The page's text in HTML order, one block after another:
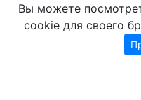
Вы можете
cookie для своего